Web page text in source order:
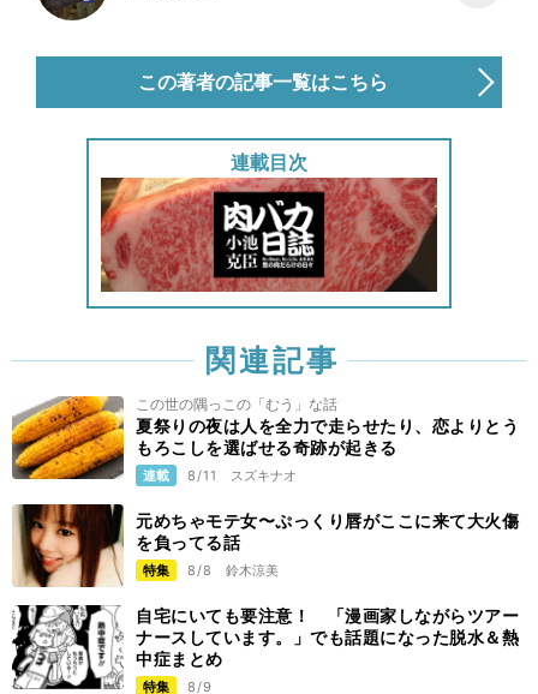
この著者の記事一覧はこちら
連載目次
関連記事
この世の隅っこの「むう」な話
夏祭りの夜は人を全力で走らせたり、恋よりとう
もろこしを選ばせる奇跡が起きる
連載 8/11 スズキナオ
元めちゃモテ女〜ぷっくり唇がここに来て大火傷
を負ってる話
特集 8/8 鈴木涼美
自宅にいても要注意！ 「漫画家しながらツアー
ナースしています。」でも話題になった脱水＆熱
中症まとめ
特集 8/9